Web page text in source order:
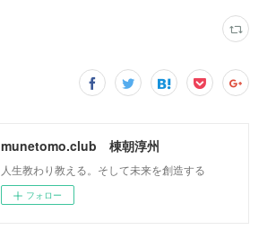
munetomo.club 棟朝淳州
人生教わり教える。そして未来を創造する
フォロー